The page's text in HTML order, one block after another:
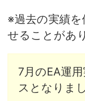
※過去の実績
せることがあ
7月のEA運
スとなりま